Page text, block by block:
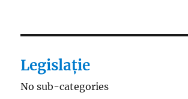
Legislație
No sub-categories